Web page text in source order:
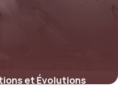
et Évolutions